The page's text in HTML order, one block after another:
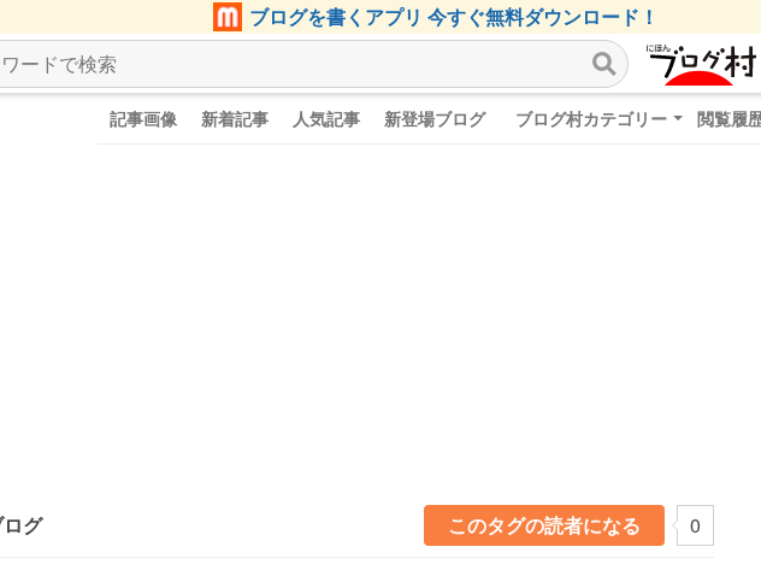
ブログを書くアプリ 今すぐ無料ダウンロード！
記事画像 新着記事 人気記事 新登場ブログ ブログ村カテゴリー 閲覧履
グ このタグの読者になる 0